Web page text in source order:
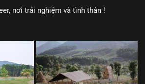
nơi trải nghiệm và tình thân !